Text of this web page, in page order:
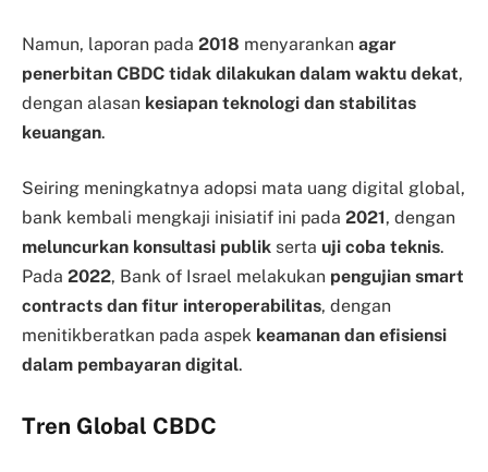
Namun, laporan pada 2018 menyarankan agar
penerbitan CBDC tidak dilakukan dalam waktu dekat,
dengan alasan kesiapan teknologi dan stabilitas
keuangan.
Seiring meningkatnya adopsi mata uang digital global,
bank kembali mengkaji inisiatif ini pada 2021, dengan
meluncurkan konsultasi publik serta uji coba teknis.
Pada 2022, Bank of Israel melakukan pengujian smart
contracts dan fitur interoperabilitas, dengan
menitikberatkan pada aspek keamanan dan efisiensi
dalam pembayaran digital.
Tren Global CBDC